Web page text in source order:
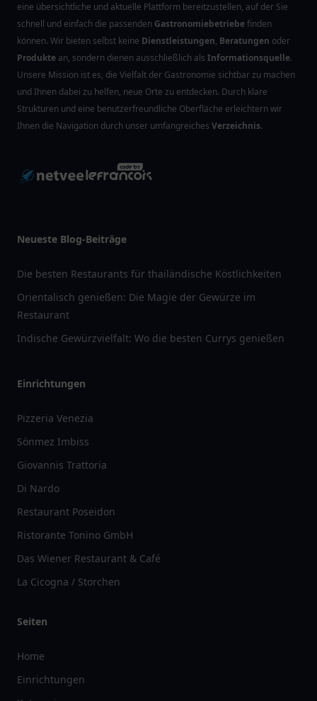
eine übersichtliche und aktuelle Plattform bereitzustellen, auf der Sie
schnell und einfach die passenden Gastronomiebetriebefinden
können. Wir bieten selbst keine Dienstleistungen, Beratungen oder
Produkte an, sondern dienen ausschließlich als Informationsquelle.
Unsere Mission ist es, die Vielfalt der Gastronomie sichtbar zu machen
und Ihnen dabei zu helfen, neue Orte zu entdecken. Durch klare
Strukturen und eine benutzerfreundliche Oberfläche erleichtern wir
Ihnen die Navigation durch unser umfangreiches Verzeichnis.
Neueste Blog-Beiträge
Die besten Restaurants für thailändische Köstlichkeiten
Orientalisch genießen: Die Magie der Gewürze im
Restaurant
Indische Gewürzvielfalt: Wo die besten Currys genießen
Einrichtungen
Pizzeria Venezia
Sönmez Imbiss
Giovannis Trattoria
Di Nardo
Restaurant Poseidon
Ristorante Tonino GmbH
Das Wiener Restaurant & Café
La Cicogna / Storchen
Seiten
Home
Einrichtungen